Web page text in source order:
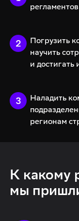
Погрузить
научить
и достигать
Наладить
регионам
К какому
мы